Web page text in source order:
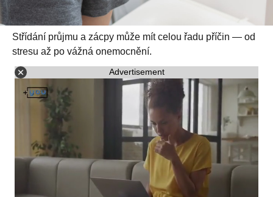
Střídání průjmu a zácpy může mít celou řadu příčin — od
stresu až po vážná onemocnění.
Advertisement